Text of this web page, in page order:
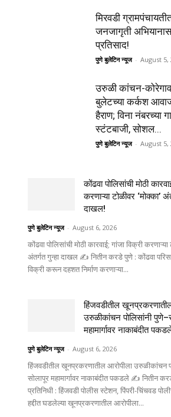
मिरवडी
जनजागृती
प्रतिसाद!
पुणे बुलेटिन न्यूज - August 5,
उरुळी कांचन-
बुलेटच्या कर्कश
हैराण; विना नंबरच्या
स्टंटबाजी, सोशल...
पुणे बुलेटिन न्यूज - August 5,
कोंढवा पोलिसांची मोठी
करणाऱ्या टोळीवर ‘मोक्का’
दाखल!
पुणे बुलेटिन न्यूज - August 6, 2026
कोंढवा पोलिसांची मोठी कारवाई; गांजा विक्री
अंतर्गत गुन्हा दाखल ✍️ नितीन करडे पुणे : कोंढवा
विक्री करून दहशत निर्माण करणाऱ्या...
हिंजवडीतील
उरुळीकांचन पोलिसांनी
महामार्गावर नाकाबंदीत
पुणे बुलेटिन न्यूज - August 6, 2026
हिंजवडीतील खूनप्रकरणातील आरोपीला उरुळीकांचन
सोलापूर महामार्गावर नाकाबंदीत पकडले ✍️ नितीन
प्रतिनिधी : हिंजवडी पोलीस स्टेशन, पिंपरी-चिंचवड
हद्दीत घडलेल्या खूनप्रकरणातील आरोपीला...